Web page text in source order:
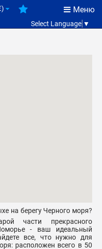
Меню
Select Language ▼
на берегу Черного моря?
части прекрасного
- ваш идеальный
все, что нужно для
расположен всего в 50